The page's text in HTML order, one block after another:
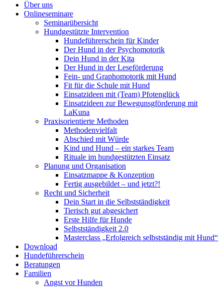
Über uns
Onlineseminare
Seminarübersicht
Hundgestützte Intervention
Hundeführerschein für Kinder
Der Hund in der Psychomotorik
Dein Hund in der Kita
Der Hund in der Leseförderung
Fein- und Graphomotorik mit Hund
Fit für die Schule mit Hund
Einsatzideen mit (Team) Pfotenglück
Einsatzideen zur Bewegunsgförderung mit
LaKuna
Praxisorientierte Methoden
Methodenvielfalt
Abschied mit Würde
Kind und Hund – ein starkes Team
Rituale im hundgestützten Einsatz
Planung und Organisation
Einsatzmappe & Konzeption
Fertig ausgebildet – und jetzt?!
Recht und Sicherheit
Dein Start in die Selbstständigkeit
Tierisch gut abgesichert
Erste Hilfe für Hunde
Selbstständigkeit 2.0
Masterclass „Erfolgreich selbstständig mit Hund“
Download
Hundeführerschein
Beratungen
Familien
Angst vor Hunden